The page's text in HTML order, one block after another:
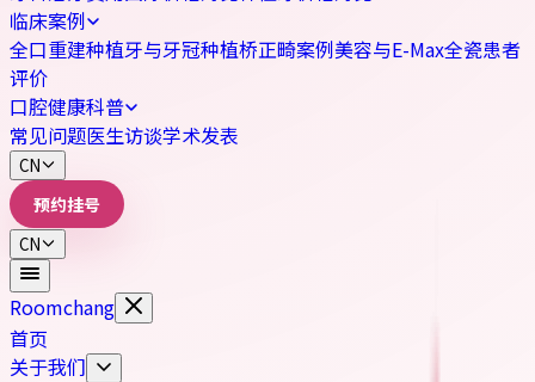
临床案例
全口重建种植牙与牙冠种植桥正畸案例美容与E-Max全瓷患者
评价
口腔健康科普
常见问题医生访谈学术发表
CN
预约挂号
CN
Roomchang
首页
关于我们